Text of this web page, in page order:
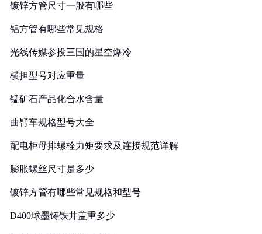
镀锌方管尺寸一般有哪些
铝方管有哪些常见规格
光线传媒参投三国的星空爆冷
横担型号对应重量
锰矿石产品化合水含量
曲臂车规格型号大全
配电柜母排螺栓力矩要求及连接规范详解
膨胀螺丝尺寸是多少
镀锌方管有哪些常见规格和型号
D400球墨铸铁井盖重多少